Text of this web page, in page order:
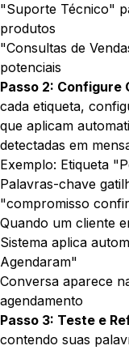
"Suporte Técnico"
produtos
"Consultas de
potenciais
Passo 2: Configure
cada etiqueta,
que aplicam
detectadas em
Exemplo: Etiqueta
Palavras-chave
"compromisso
Quando um cliente
Sistema aplica
Agendaram"
Conversa aparece
agendamento
Passo 3: Teste e
contendo suas